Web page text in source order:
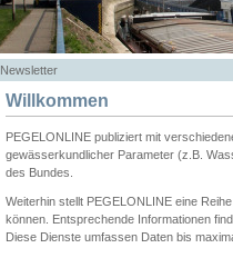
Newsletter
Willkommen
PEGELONLINE publiziert mit
gewässerkundlicher Parameter (z.B.
des Bundes.
Weiterhin stellt PEGELONLINE eine
können. Entsprechende Informationen
Diese Dienste umfassen Daten bis